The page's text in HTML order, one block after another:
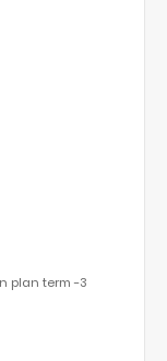
plan term -3